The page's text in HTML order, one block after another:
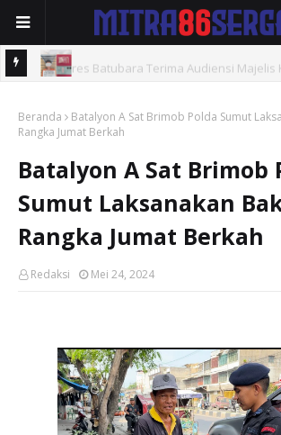
Kapolres Batubara Terima Audiensi
Hatta
Beranda
Batalyon A Sat Brimob Polda Sumut
Rangka Jumat Berkah
Batalyon A Sat Brimob
Sumut Laksanakan
Rangka Jumat Berkah
Redaksi Mei 24, 2024